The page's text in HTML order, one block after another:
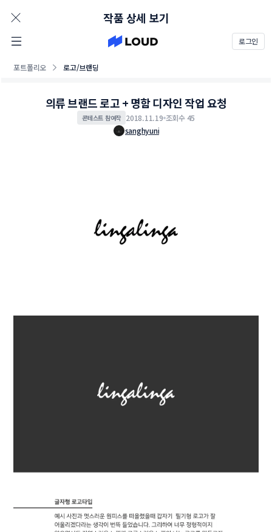
로그인
포트폴리오 로고/브랜딩
작품 상세 보기
의류 브랜드 로고 + 명함 디자인 작업 요청
콘테스트 참여작 2018.11.19 조회수 45
sanghyuni